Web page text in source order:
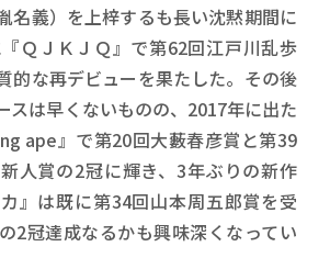
名義）を上梓するも長い沈黙期間に
ＱＪＫＪＱ』で第62回江戸川乱歩
的な再デビューを果たした。その後
スは早くないものの、2017年に出た
ape』で第20回大藪春彦賞と第39
人賞の2冠に輝き、3年ぶりの新作
』は既に第34回山本周五郎賞を受
2冠達成なるかも興味深くなってい